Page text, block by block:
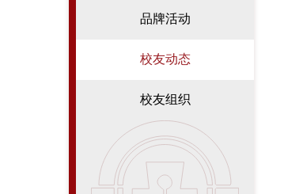
品牌活动
校友动态
校友组织